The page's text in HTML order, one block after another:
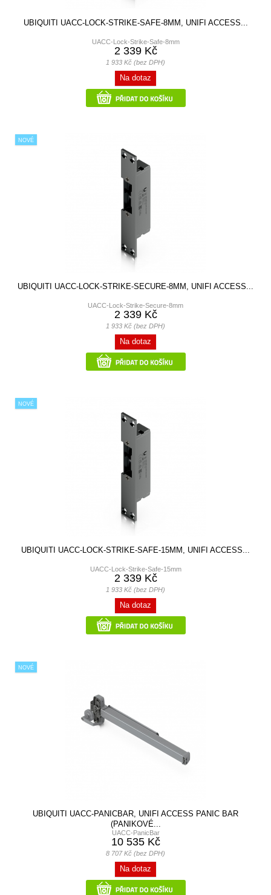
UBIQUITI UACC-LOCK-STRIKE-SAFE-8MM, UNIFI ACCESS...
UACC-Lock-Strike-Safe-8mm
2 339 Kč
1 933 Kč (bez DPH)
Na dotaz
NOVÉ
UBIQUITI UACC-LOCK-STRIKE-SECURE-8MM, UNIFI ACCESS...
UACC-Lock-Strike-Secure-8mm
2 339 Kč
1 933 Kč (bez DPH)
Na dotaz
NOVÉ
UBIQUITI UACC-LOCK-STRIKE-SAFE-15MM, UNIFI ACCESS...
UACC-Lock-Strike-Safe-15mm
2 339 Kč
1 933 Kč (bez DPH)
Na dotaz
NOVÉ
UBIQUITI UACC-PANICBAR, UNIFI ACCESS PANIC BAR
(PANIKOVÉ...
UACC-PanicBar
10 535 Kč
8 707 Kč (bez DPH)
Na dotaz